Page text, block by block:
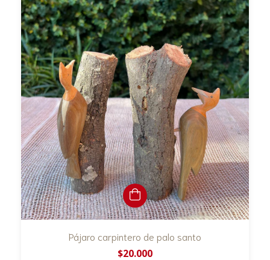
Pájaro carpintero de palo santo
$20.000